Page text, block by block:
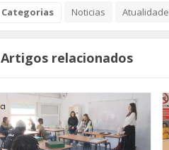
Categorias Noticias Atualidade
Artigos relacionados